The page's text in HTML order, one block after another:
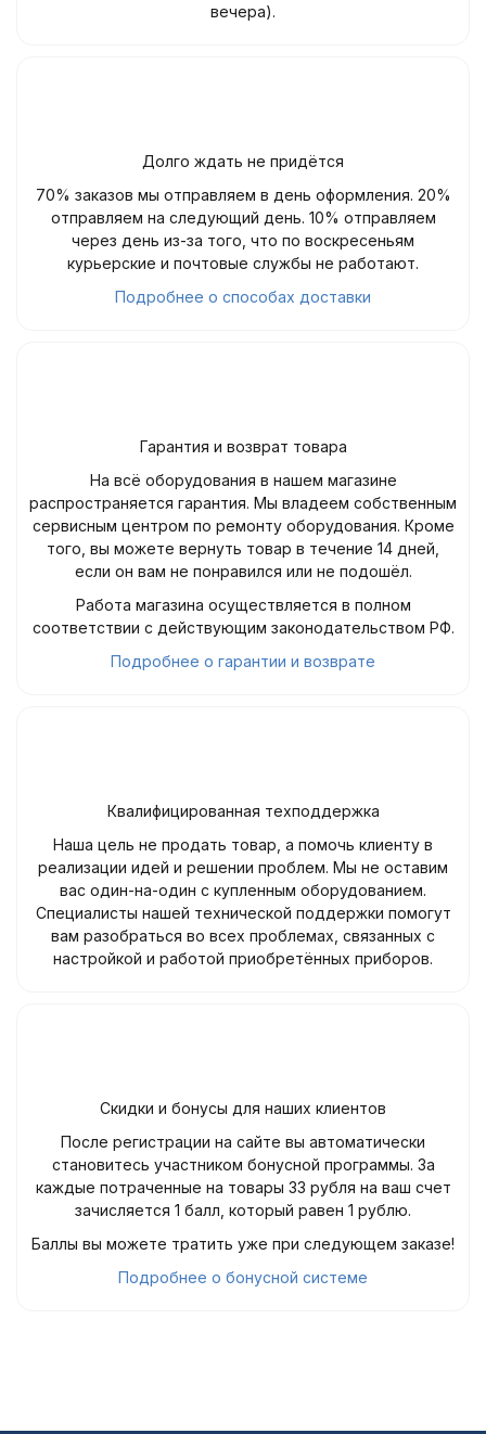
вечера).
Долго ждать не придётся
70% заказов мы отправляем в день оформления. 20%
отправляем на следующий день. 10% отправляем
через день из-за того, что по воскресеньям
курьерские и почтовые службы не работают.
Подробнее о способах доставки
Гарантия и возврат товара
На всё оборудования в нашем магазине
распространяется гарантия. Мы владеем собственным
сервисным центром по ремонту оборудования. Кроме
того, вы можете вернуть товар в течение 14 дней,
если он вам не понравился или не подошёл.
Работа магазина осуществляется в полном
соответствии с действующим законодательством РФ.
Подробнее о гарантии и возврате
Квалифицированная техподдержка
Наша цель не продать товар, а помочь клиенту в
реализации идей и решении проблем. Мы не оставим
вас один-на-один с купленным оборудованием.
Специалисты нашей технической поддержки помогут
вам разобраться во всех проблемах, связанных с
настройкой и работой приобретённых приборов.
Скидки и бонусы для наших клиентов
После регистрации на сайте вы автоматически
становитесь участником бонусной программы. За
каждые потраченные на товары 33 рубля на ваш счет
зачисляется 1 балл, который равен 1 рублю.
Баллы вы можете тратить уже при следующем заказе!
Подробнее о бонусной системе